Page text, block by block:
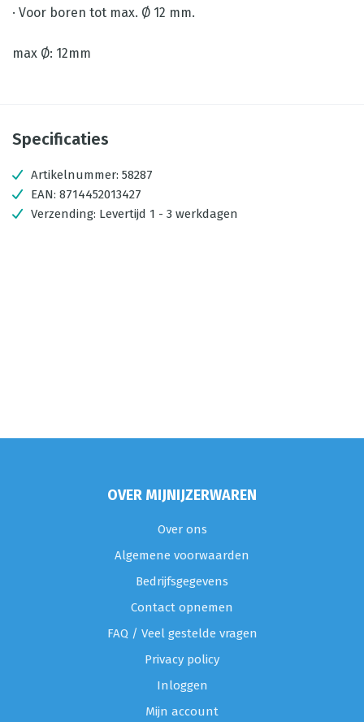
· Voor boren tot max. Ø 12 mm.
max Ø: 12mm
Specificaties
Artikelnummer: 58287
EAN: 8714452013427
Verzending: Levertijd 1 - 3 werkdagen
OVER MIJNIJZERWAREN
Over ons
Algemene voorwaarden
Bedrijfsgegevens
Contact opnemen
FAQ / Veel gestelde vragen
Privacy policy
Inloggen
Mijn account